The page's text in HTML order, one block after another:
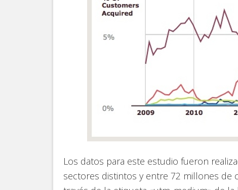
Los datos para este estudio fueron
sectores distintos y entre 72 millones de